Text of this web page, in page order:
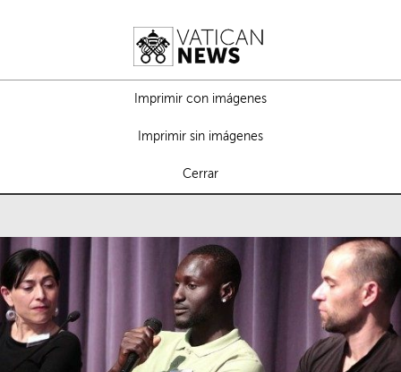
Imprimir con imágenes
Imprimir sin imágenes
Cerrar